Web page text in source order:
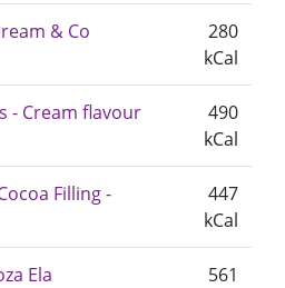
& Co
280
kCal
- Cream flavour
490
kCal
Filling -
447
kCal
Ela
561